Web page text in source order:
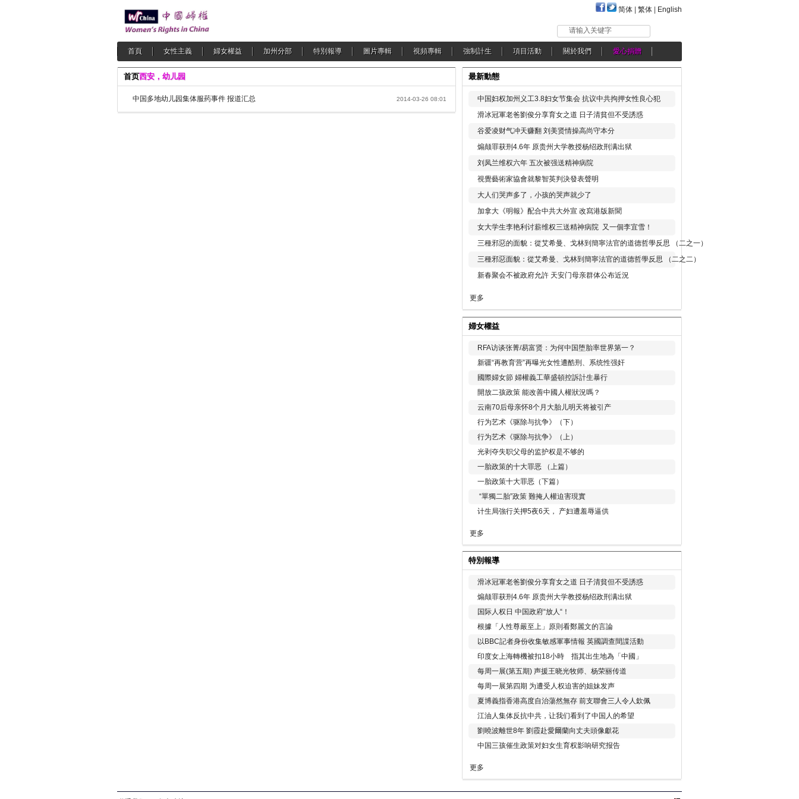
简体 繁体 English
请输入关键字
首頁 女性主義 婦女權益 加州分部 特別報導 圖片專輯 視頻專輯 強制計生 項目活動 關於我們 愛心捐贈
首页西安，幼儿园
中国多地幼儿园集体服药事件 报道汇总 2014-03-26 08:01
最新動態
中国妇权加州义工3.8妇女节集会 抗议中共拘押女性良心犯
滑冰冠軍老爸劉俊分享育女之道 日子清貧但不受誘惑
谷爱凌财气冲天赚翻 刘美贤情操高尚守本分
煽颠罪获刑4.6年 原贵州大学教授杨绍政刑满出狱
刘凤兰维权六年 五次被强送精神病院
視覺藝術家協會就黎智英判決發表聲明
大人们哭声多了，小孩的哭声就少了
加拿大《明報》配合中共大外宣 改寫港版新聞
女大学生李艳利讨薪维权三送精神病院 又一個李宜雪！
三種邪惡的面貌：從艾希曼、戈林到簡寧法官的道德哲學反思 （二之一）
三種邪惡面貌：從艾希曼、戈林到簡寧法官的道德哲學反思 （二之二）
新春聚会不被政府允許 天安门母亲群体公布近況
更多
婦女權益
RFA访谈张菁/易富贤：为何中国堕胎率世界第一？
新疆“再教育营”再曝光女性遭酷刑、系统性强奸
國際婦女節 婦權義工華盛頓控訴計生暴行
開放二孩政策 能改善中國人權狀況嗎？
云南70后母亲怀8个月大胎儿明天将被引产
行为艺术《驱除与抗争》（下）
行为艺术《驱除与抗争》（上）
光剥夺失职父母的监护权是不够的
一胎政策的十大罪恶 （上篇）
一胎政策十大罪恶（下篇）
“單獨二胎”政策 難掩人權迫害現實
计生局強行关押5夜6天， 产妇遭羞辱逼供
更多
特別報導
滑冰冠軍老爸劉俊分享育女之道 日子清貧但不受誘惑
煽颠罪获刑4.6年 原贵州大学教授杨绍政刑满出狱
国际人权日 中国政府“放人“！
根據「人性尊嚴至上」原則看鄭麗文的言論
以BBC記者身份收集敏感軍事情報 英國調查間諜活動
印度女上海轉機被扣18小時 指其出生地為「中國」
每周一展(第五期) 声援王晓光牧师、杨荣丽传道
每周一展第四期 为遭受人权迫害的姐妹发声
夏博義指香港高度自治蕩然無存 前支聯會三人令人欽佩
江油人集体反抗中共，让我们看到了中国人的希望
劉曉波離世8年 劉霞赴愛爾蘭向丈夫頭像獻花
中国三孩催生政策对妇女生育权影响研究报告
更多